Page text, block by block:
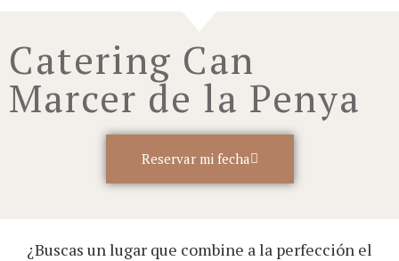
Catering Can
Marcer de la Penya
Reservar mi fecha
¿Buscas un lugar que combine a la perfección el